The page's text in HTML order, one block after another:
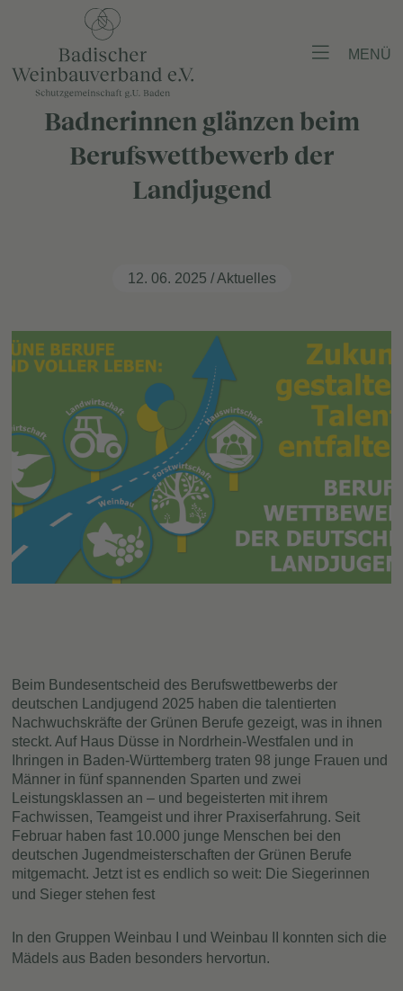
MENÜ
Badnerinnen glänzen beim
Berufswettbewerb der
Landjugend
12. 06. 2025 / Aktuelles
Beim Bundesentscheid des Berufswettbewerbs der
deutschen Landjugend 2025 haben die talentierten
Nachwuchskräfte der Grünen Berufe gezeigt, was in ihnen
steckt. Auf Haus Düsse in Nordrhein-Westfalen und in
Ihringen in Baden-Württemberg traten 98 junge Frauen und
Männer in fünf spannenden Sparten und zwei
Leistungsklassen an – und begeisterten mit ihrem
Fachwissen, Teamgeist und ihrer Praxiserfahrung. Seit
Februar haben fast 10.000 junge Menschen bei den
deutschen Jugendmeisterschaften der Grünen Berufe
mitgemacht. Jetzt ist es endlich so weit: Die Siegerinnen
und Sieger stehen fest
In den Gruppen Weinbau I und Weinbau II konnten sich die
Mädels aus Baden besonders hervortun.